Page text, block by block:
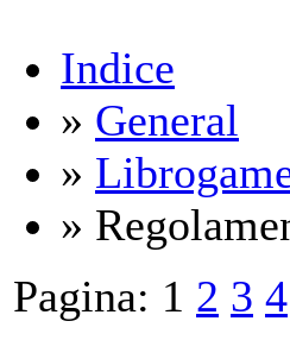
Indice
» General
»
»
Pagina: 1 2 3 4